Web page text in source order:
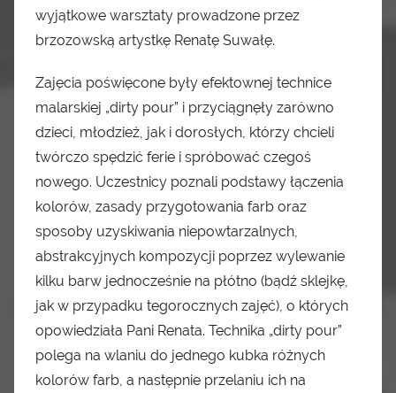
wyjątkowe warsztaty prowadzone przez
brzozowską artystkę Renatę Suwałę.
Zajęcia poświęcone były efektownej technice
malarskiej „dirty pour” i przyciągnęły zarówno
dzieci, młodzież, jak i dorosłych, którzy chcieli
twórczo spędzić ferie i spróbować czegoś
nowego. Uczestnicy poznali podstawy łączenia
kolorów, zasady przygotowania farb oraz
sposoby uzyskiwania niepowtarzalnych,
abstrakcyjnych kompozycji poprzez wylewanie
kilku barw jednocześnie na płótno (bądź sklejkę,
jak w przypadku tegorocznych zajęć), o których
opowiedziała Pani Renata. Technika „dirty pour”
polega na wlaniu do jednego kubka różnych
kolorów farb, a następnie przelaniu ich na